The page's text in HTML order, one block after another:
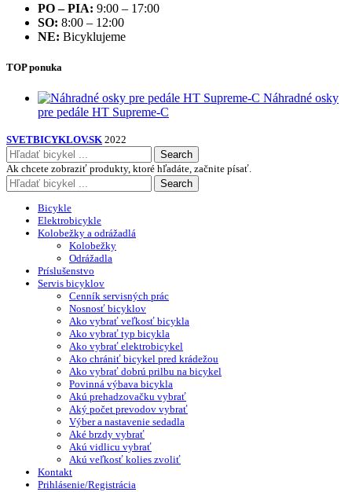
PO – PIA: 9:00 – 17:00
SO: 8:00 – 12:00
NE: Bicyklujeme
TOP ponuka
Náhradné osky
pre pedále HT Supreme-C
SVETBICYKLOV.SK 2022
Search
Ak chcete zobraziť produkty, ktoré hľadáte, začnite písať.
Search
Bicykle
Elektrobicykle
Kolobežky a odrážadlá
Kolobežky
Odrážadla
Príslušenstvo
Servis bicyklov
Cenník servisných prác
Nosnosť bicyklov
Ako vybrať veľkosť bicykla
Ako vybrať typ bicykla
Ako vybrať elektrobicykel
Ako chrániť bicykel pred krádežou
Ako vybrať dobrú prilbu na bicykel
Povinná výbava bicykla
Akú prehadzovačku vybrať
Aký počet prevodov vybrať
Výber a nastavenie sedadla
Aké brzdy vybrať
Akú vidlicu vybrať
Akú veľkosť kolies zvoliť
Kontakt
Prihlásenie/Registrácia